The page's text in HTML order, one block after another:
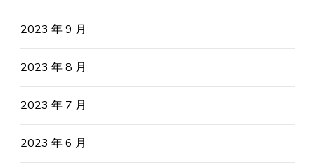
2023 年 9 月
2023 年 8 月
2023 年 7 月
2023 年 6 月